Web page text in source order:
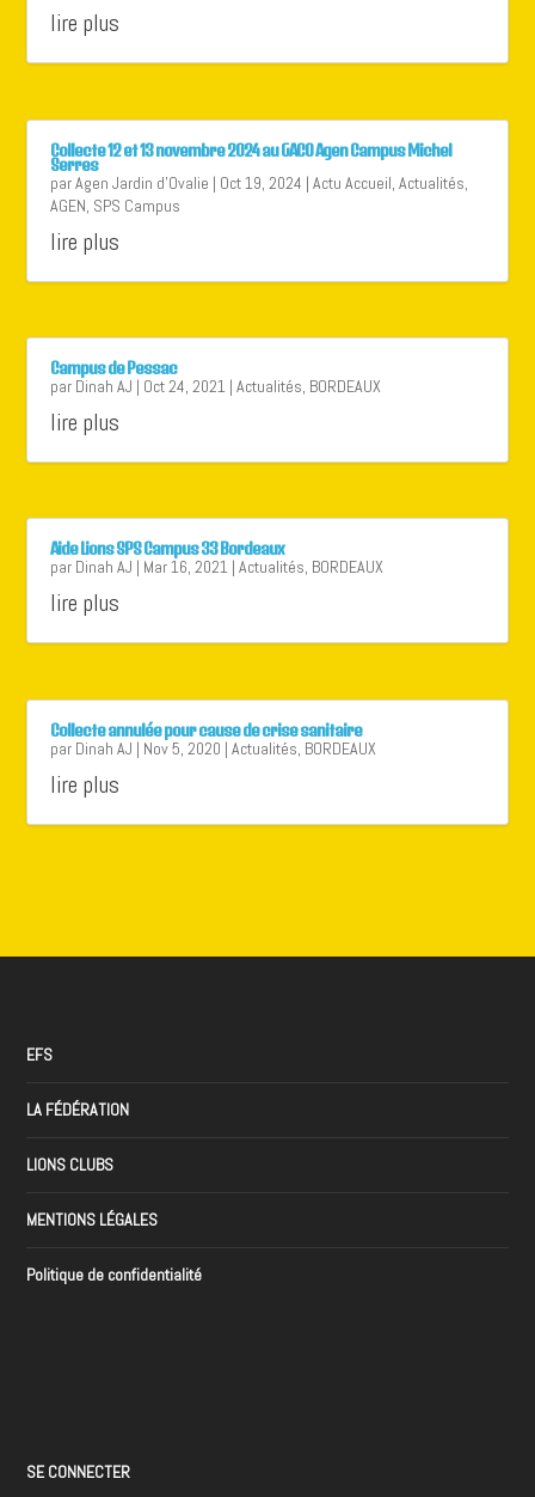
lire plus
Collecte 12 et 13 novembre 2024 au GACO Agen Campus Michel
Serres
parAgen Jardin d'Ovalie | Oct 19, 2024 |Actu Accueil,Actualités,
AGEN, SPS Campus
lire plus
Campus de Pessac
par Dinah AJ | Oct 24, 2021 |Actualités, BORDEAUX
lire plus
Aide Lions SPS Campus 33 Bordeaux
par Dinah AJ | Mar 16, 2021 |Actualités, BORDEAUX
lire plus
Collecte annulée pour cause de crise sanitaire
par Dinah AJ | Nov 5, 2020 |Actualités, BORDEAUX
lire plus
EFS
LA FÉDÉRATION
LIONS CLUBS
MENTIONS LÉGALES
Politique de confidentialité
SE CONNECTER